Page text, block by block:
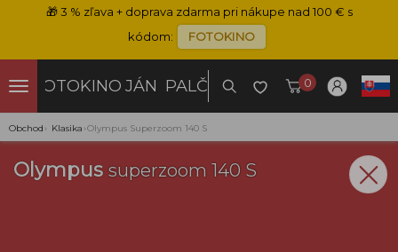
🎁3 % zľava + doprava zdarma pri nákupe nad 100 € s
kódom:
FOTOKINO
FOTOKINO JÁN PALČO 0
Obchod › Klasika ›Olympus Superzoom 140 S
Olympus superzoom 140 S